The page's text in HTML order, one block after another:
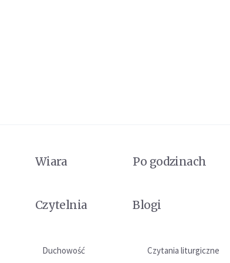
Wiara Po godzinach
Czytelnia Blogi
Duchowość Czytania liturgiczne